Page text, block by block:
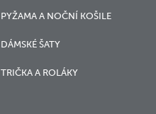
PYŽAMA A NOČNÍ KOŠILE
DÁMSKÉ ŠATY
TRIČKA A ROLÁKY